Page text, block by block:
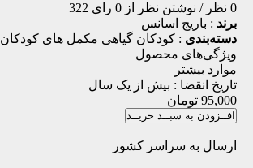
0 نظر / نوشتن نظر از 0 رای
322
برند : باریج اسانس
دسته‌بندی : کودکان گیاهی مکمل های کودکان
ویژگی‌های محصول
موارد بیشتر
تاریخ انقضا : بیش از یک سال
95,000 تومان
افــزودن به سبــد خریــد
ارسال به سراسر کشور